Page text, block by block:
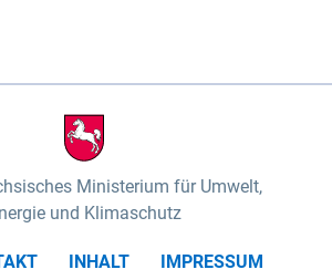
Ministerium für Umwelt,
und Klimaschutz
INHALT
IMPRESSUM